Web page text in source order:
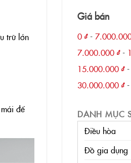
trữ lớn
để
Giá bán
0 ₫-
7.000.000 ₫-
15.000.000 ₫-
30.000.000 ₫-
DANH MỤC
Điều hòa
Đồ gia dụng